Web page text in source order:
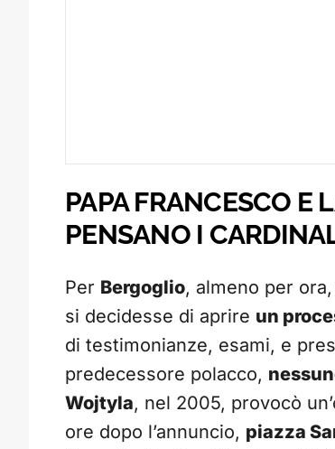
PAPA FRANCESCO E
PENSANO I
Per Bergoglio, almeno per
si decidesse di aprire un
di testimonianze, esami, e
predecessore polacco,
Wojtyla, nel 2005, provocò
ore dopo l’annuncio, piazza